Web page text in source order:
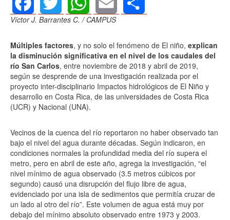
FacebookTwitter WhatsAppEmail
Víctor J. Barrantes C. / CAMPUS
Múltiples factores, y no solo el fenómeno de El niño, explican
la disminución significativa en el nivel de los caudales del
río San Carlos, entre noviembre de 2018 y abril de 2019,
según se desprende de una investigación realizada por el
proyecto inter-disciplinario Impactos hidrológicos de El Niño y
desarrollo en Costa Rica, de las universidades de Costa Rica
(UCR) y Nacional (UNA).
Vecinos de la cuenca del río reportaron no haber observado tan
bajo el nivel del agua durante décadas. Según indicaron, en
condiciones normales la profundidad media del río supera el
metro, pero en abril de este año, agrega la investigación, “el
nivel mínimo de agua observado (3.5 metros cúbicos por
segundo) causó una disrupción del flujo libre de agua,
evidenciado por una isla de sedimentos que permitía cruzar de
un lado al otro del río”. Este volumen de agua está muy por
debajo del mínimo absoluto observado entre 1973 y 2003.